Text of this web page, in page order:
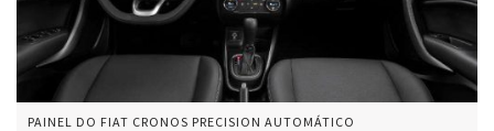
PAINEL DO FIAT CRONOS PRECISION AUTOMÁTICO